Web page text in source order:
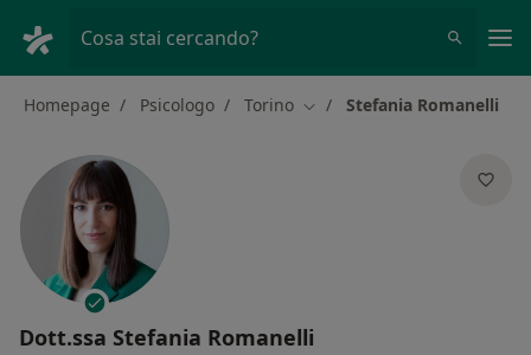
Cosa stai cercando?
Homepage Psicologo Torino Cambia città
Stefania Romanelli
Dott.ssa Stefania Romanelli